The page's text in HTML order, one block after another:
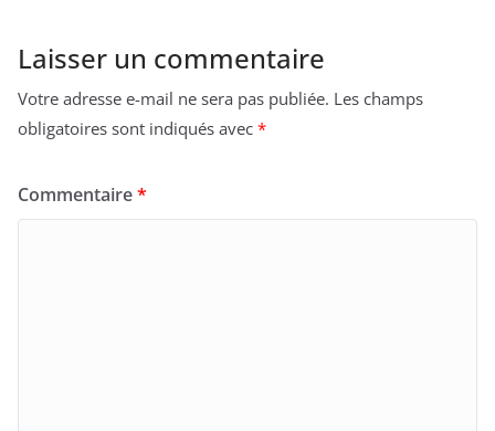
Laisser un commentaire
Votre adresse e-mail ne sera pas publiée. Les champs
obligatoires sont indiqués avec *
Commentaire*